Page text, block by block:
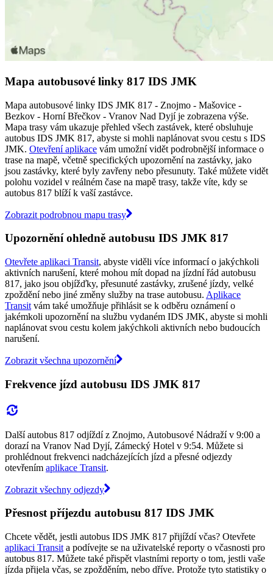
Mapa autobusové linky 817 IDS JMK
Mapa autobusové linky IDS JMK 817 - Znojmo - Mašovice -
Bezkov - Horní Břečkov - Vranov Nad Dyjí je zobrazena výše.
Mapa trasy vám ukazuje přehled všech zastávek, které obsluhuje
autobus IDS JMK 817, abyste si mohli naplánovat svou cestu s IDS
JMK. Otevření aplikace vám umožní vidět podrobnější informace o
trase na mapě, včetně specifických upozornění na zastávky, jako
jsou zastávky, které byly zavřeny nebo přesunuty. Také můžete vidět
polohu vozidel v reálném čase na mapě trasy, takže víte, kdy se
autobus 817 blíží k vaší zastávce.
Zobrazit podrobnou mapu trasy
Upozornění ohledně autobusu IDS JMK 817
Otevřete aplikaci Transit, abyste viděli více informací o jakýchkoli
aktivních narušení, které mohou mít dopad na jízdní řád autobusu
817, jako jsou objížďky, přesunuté zastávky, zrušené jízdy, velké
zpoždění nebo jiné změny služby na trase autobusu. Aplikace
Transit vám také umožňuje přihlásit se k odběru oznámení o
jakémkoli upozornění na službu vydaném IDS JMK, abyste si mohli
naplánovat svou cestu kolem jakýchkoli aktivních nebo budoucích
narušení.
Zobrazit všechna upozornění
Frekvence jízd autobusu IDS JMK 817
Další autobus 817 odjíždí z Znojmo, Autobusové Nádraží v 9:00 a
dorazí na Vranov Nad Dyjí, Zámecký Hotel v 9:54. Můžete si
prohlédnout frekvenci nadcházejících jízd a přesné odjezdy
otevřením aplikace Transit.
Zobrazit všechny odjezdy
Přesnost příjezdu autobusu 817 IDS JMK
Chcete vědět, jestli autobus IDS JMK 817 přijíždí včas? Otevřete
aplikaci Transit a podívejte se na uživatelské reporty o včasnosti pro
autobus 817. Můžete také přispět vlastními reporty o tom, jestli vaše
jízda přijela včas, se zpožděním, nebo dříve. Protože tyto statistiky o